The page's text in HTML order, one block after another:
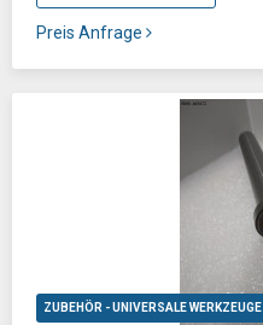
Preis Anfrage
ZUBEHÖR - UNIVERSALE WERKZEUGE